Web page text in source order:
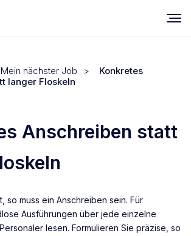
Mein nächster Job >
Konkretes
langer Floskeln
Anschreiben statt
so muss ein Anschreiben sein. Für
Ausführungen über jede einzelne
lesen. Formulieren Sie präzise, so